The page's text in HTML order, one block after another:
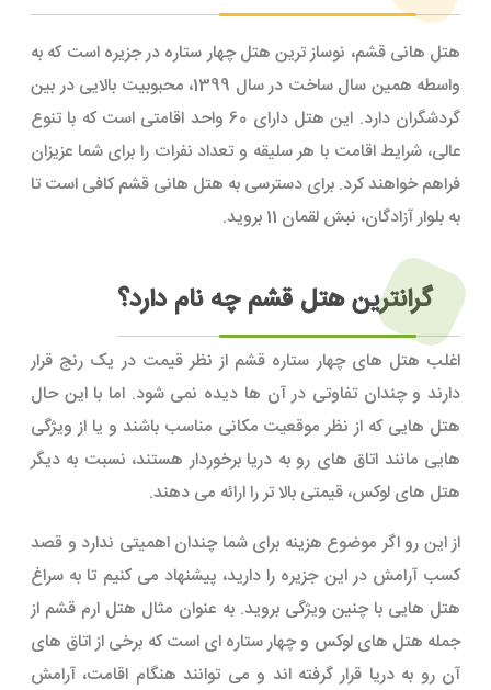
هتل هانی قشم، نوساز ترین هتل چهار ستاره در جزیره است که به
واسطه همین سال ساخت در سال 1399، محبوبیت بالایی در بین
گردشگران دارد. این هتل دارای 60 واحد اقامتی است که با تنوع
عالی، شرایط اقامت با هر سلیقه و تعداد نفرات را برای شما عزیزان
فراهم خواهند کرد. برای دسترسی به هتل هانی قشم کافی است تا
به بلوار آزادگان، نبش لقمان 11 بروید.
گرانترین هتل قشم چه نام دارد؟
اغلب هتل های چهار ستاره قشم از نظر قیمت در یک رنج قرار
دارند و چندان تفاوتی در آن ها دیده نمی شود. اما با این حال
هتل هایی که از نظر موقعیت مکانی مناسب باشند و یا از ویژگی
هایی مانند اتاق های رو به دریا برخوردار هستند، نسبت به دیگر
هتل های لوکس، قیمتی بالا تر را ارائه می دهند.
از این رو اگر موضوع هزینه برای شما چندان اهمیتی ندارد و قصد
کسب آرامش در این جزیره را دارید، پیشنهاد می کنیم تا به سراغ
هتل هایی با چنین ویژگی بروید. به عنوان مثال هتل ارم قشم از
جمله هتل های لوکس و چهار ستاره ای است که برخی از اتاق های
آن رو به دریا قرار گرفته اند و می توانند هنگام اقامت، آرامش